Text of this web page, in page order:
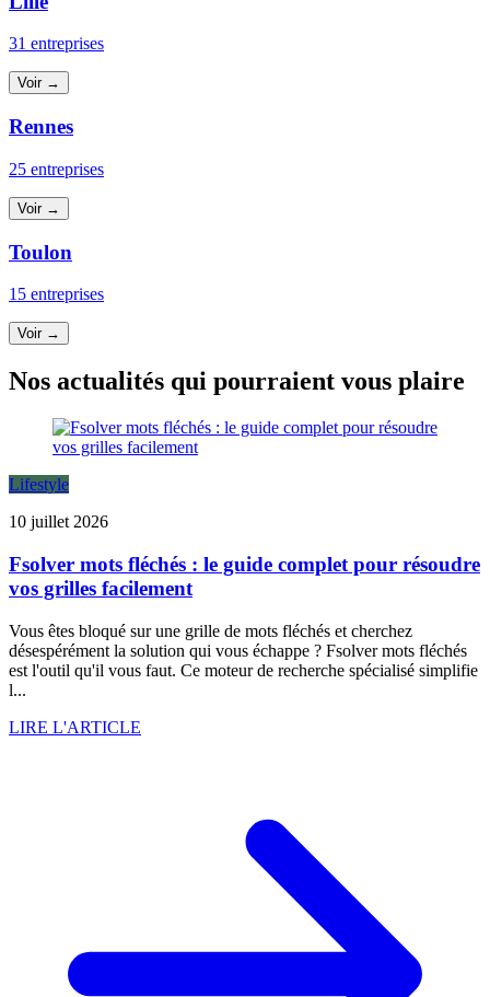
31 entreprises
Voir →
Rennes
25 entreprises
Voir →
Toulon
15 entreprises
Voir →
Nos actualités qui pourraient vous plaire
Lifestyle
10 juillet 2026
Fsolver mots fléchés : le guide complet pour résoudre
vos grilles facilement
Vous êtes bloqué sur une grille de mots fléchés et cherchez
désespérément la solution qui vous échappe ? Fsolver mots fléchés
est l'outil qu'il vous faut. Ce moteur de recherche spécialisé simplifie
l...
LIRE L'ARTICLE